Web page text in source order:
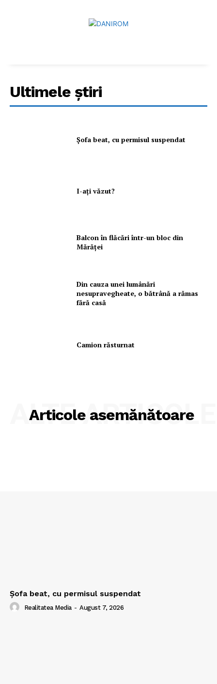
Ultimele ştiri
Şofa beat, cu permisul suspendat
I-aţi văzut?
Balcon în flăcări într-un bloc din
Mărăţei
Din cauza unei lumânări
nesupravegheate, o bătrână a rămas
fără casă
Camion răsturnat
Articole asemănătoare
ALTE ARTICOLE
Şofa beat, cu permisul suspendat
Realitatea Media - August 7, 2026